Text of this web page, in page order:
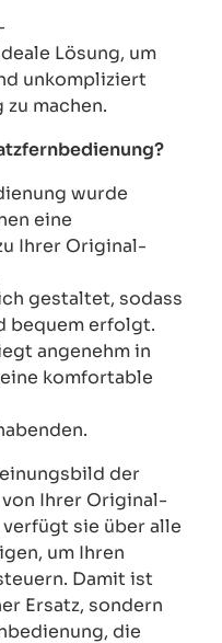
Lösung, um
unkompliziert
machen.
wurde
eine
Ihrer Original-
gestaltet, sodass
bequem erfolgt.
angenehm in
komfortable
der
Ihrer Original-
sie über alle
um Ihren
Damit ist
Ersatz, sondern
die